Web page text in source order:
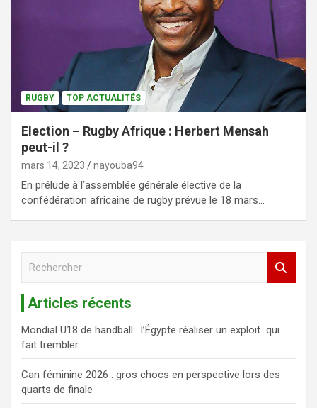
RUGBY TOP ACTUALITÉS
Election – Rugby Afrique : Herbert Mensah
peut-il ?
mars 14, 2023 nayouba94
En prélude à l’assemblée générale élective de la
confédération africaine de rugby prévue le 18 mars…
r
c
h
e
r
Articles récents
Mondial U18 de handball: l’Égypte réaliser un exploit qui
fait trembler
Can féminine 2026 : gros chocs en perspective lors des
quarts de finale